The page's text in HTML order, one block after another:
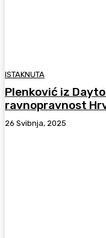
ISTAKNUTA
Plenković iz
ravnopravnost
26 Svibnja, 2025